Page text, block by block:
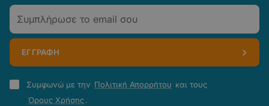
Email
ΕΓΓΡΑΦΗ
Πολιτική
Απορρήτου
Συμφωνώ με την Πολιτική Απορρήτου και τους
Όρους Χρήσης.